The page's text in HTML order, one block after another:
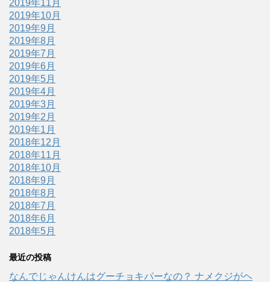
2019年11月
2019年10月
2019年9月
2019年8月
2019年7月
2019年6月
2019年5月
2019年4月
2019年3月
2019年2月
2019年1月
2018年12月
2018年11月
2018年10月
2018年9月
2018年8月
2018年7月
2018年6月
2018年5月
最近の投稿
なんでじゃんけんはグーチョキパーなの？ ナメクジがヘ